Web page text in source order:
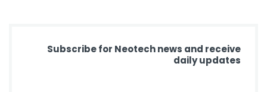
Subscribe for Neotech news and receive
daily updates